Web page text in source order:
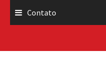
Contato